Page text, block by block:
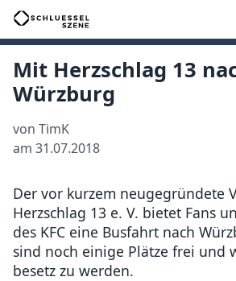
Mit Herzschlag 13
Würzburg
von TimK
am 31.07.2018
Der vor kurzem neugegründete
Herzschlag 13 e. V. bietet Fans
des KFC eine Busfahrt nach
sind noch einige Plätze frei und
besetz zu werden.